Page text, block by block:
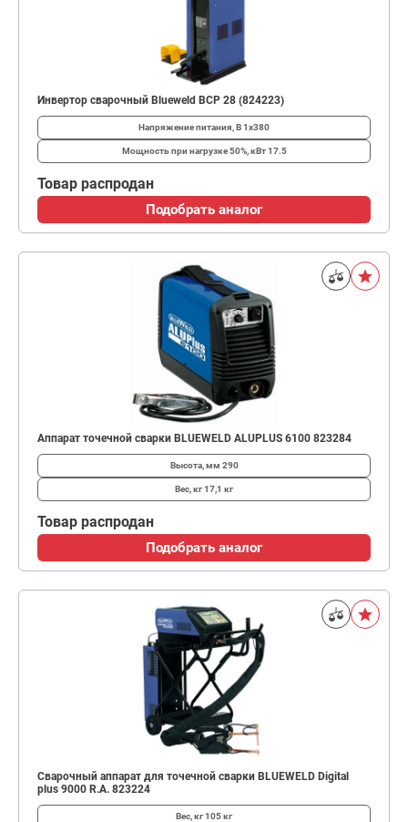
Инвертор сварочный Blueweld BCP 28 (824223)
Напряжение питания, В1x380
Мощность при нагрузке 50%, кВт17.5
Товар распродан
Подобрать аналог
Аппарат точечной сварки BLUEWELD ALUPLUS 6100 823284
Высота, мм 290
Вес, кг17,1 кг
Товар распродан
Подобрать аналог
Сварочный аппарат для точечной сварки BLUEWELD Digital
plus 9000 R.A. 823224
Вес, кг105 кг